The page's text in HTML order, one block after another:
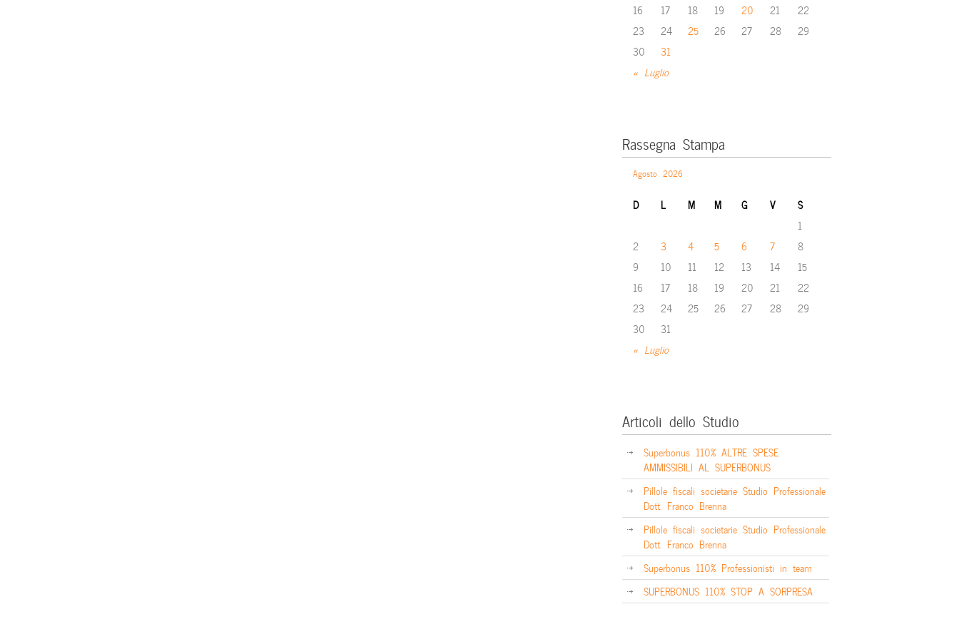
« Luglio
16
17 18 19 20 21
22
23
24 25 26 27 28
29
30
31
Rassegna Stampa
Agosto 2026
D L M M G V S
« Luglio
1
2
3 4 5 6 7
8
9
10 11 12 13 14
15
16
17 18 19 20 21
22
23
24 25 26 27 28
29
30
31
Articoli dello Studio
Superbonus 110% ALTRE SPESE
AMMISSIBILI AL SUPERBONUS
Pillole fiscali societarie Studio Professionale
Dott. Franco Brenna
Pillole fiscali societarie Studio Professionale
Dott. Franco Brenna
Superbonus 110% Professionisti in team
SUPERBONUS 110% STOP A SORPRESA